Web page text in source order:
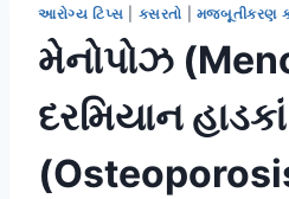
આરોગ્ય ટિપ્સ કસરતો મજબૂતીકરણ
મેનોપોઝ
દરમિયાન